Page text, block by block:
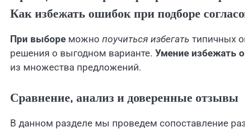
Как избежать ошибок при подборе
При выборе можно поучиться избегать типичных
решения о выгодном варианте. Умение избежать
из множества предложений.
Сравнение, анализ и доверенные отзывы
В данном разделе мы проведем сопоставление